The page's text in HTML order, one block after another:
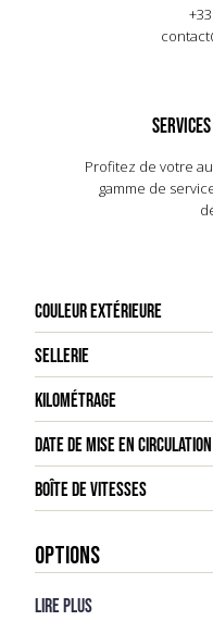
COULEUR EXTÉRIEURE
SELLERIE
KILOMÉTRAGE
DATE DE MISE EN CIRCULATION
BOÎTE DE VITESSES
OPTIONS
Lire plus
Profitez de votre
gamme de